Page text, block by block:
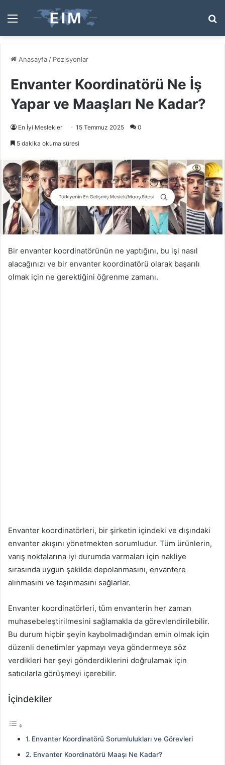
Menü
...
Anasayfa / Pozisyonlar
Envanter Koordinatörü Ne İş
Yapar ve Maaşları Ne Kadar?
En İyi Meslekler 15 Temmuz 2025 0
5 dakika okuma süresi
Bir envanter koordinatörünün ne yaptığını, bu işi nasıl
alacağınızı ve bir envanter koordinatörü olarak başarılı
olmak için ne gerektiğini öğrenme zamanı.
Envanter koordinatörleri, bir şirketin içindeki ve dışındaki
envanter akışını yönetmekten sorumludur. Tüm ürünlerin,
varış noktalarına iyi durumda varmaları için nakliye
sırasında uygun şekilde depolanmasını, envantere
alınmasını ve taşınmasını sağlarlar.
Envanter koordinatörleri, tüm envanterin her zaman
muhasebeleştirilmesini sağlamakla da görevlendirilebilir.
Bu durum hiçbir şeyin kaybolmadığından emin olmak için
düzenli denetimler yapmayı veya göndermeye söz
verdikleri her şeyi gönderdiklerini doğrulamak için
satıcılarla görüşmeyi içerebilir.
İçindekiler
Envanter Koordinatörü Sorumlulukları ve Görevleri
Envanter Koordinatörü Maaşı Ne Kadar?